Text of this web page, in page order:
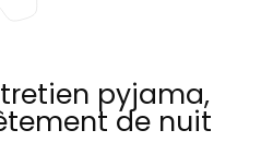
pyjama,
de nuit